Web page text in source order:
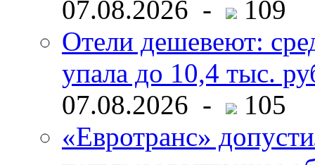
07.08.2026 -
109
Отели дешевеют:
упала до 10,4 тыс.
07.08.2026 -
105
«Евротранс»